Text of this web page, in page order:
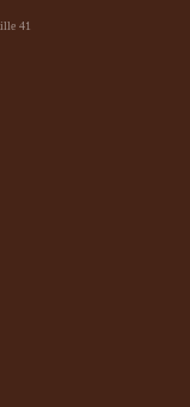
41